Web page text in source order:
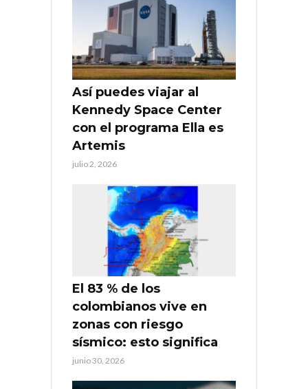
Así puedes viajar al
Kennedy Space Center
con el programa Ella es
Artemis
julio 2, 2026
El 83 % de los
colombianos vive en
zonas con riesgo
sísmico: esto significa
junio 30, 2026